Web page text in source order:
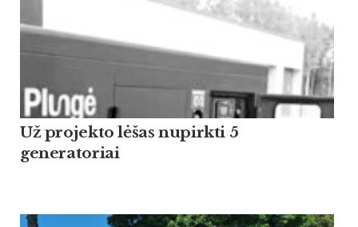
Už projekto lėšas nupirkti 5
generatoriai